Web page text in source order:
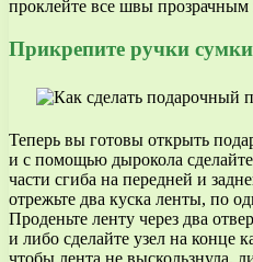
проклейте все швы
Прикрепите ручки сумки
Теперь вы готовы открыть
и с помощью дырокола
части сгиба на передней и
отрежьте два куска ленты, по
Проденьте ленту через два
и либо сделайте узел на конце
чтобы лента не выскользнула,